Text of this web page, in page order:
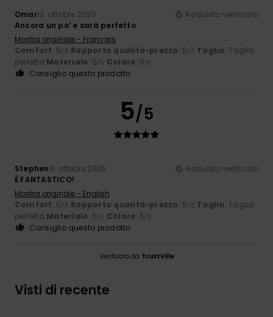
Omar13. ottobre 2025
Acquisto verificato
Ancora un po' e sarà perfetto
Mostra originale - Français
Comfort: 5/5 Rapporto qualità-prezzo: 5/5 Taglia: Taglia
perfetta Materiale: 5/5 Colore: 5/5
Consiglio questo prodotto
5/5
Stephen6. ottobre 2025
Acquisto verificato
È FANTASTICO!
Mostra originale - English
Comfort: 5/5 Rapporto qualità-prezzo: 5/5 Taglia: Taglia
perfetta Materiale: 5/5 Colore: 5/5
Consiglio questo prodotto
Verificato da TrustVille
Visti di recente